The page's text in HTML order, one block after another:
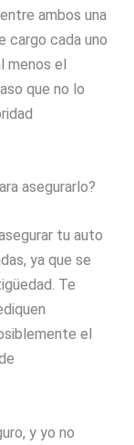
ambos una
cargo cada uno
menos el
que no lo
asegurarlo?
tu auto
ya que se
Te
el
y yo no